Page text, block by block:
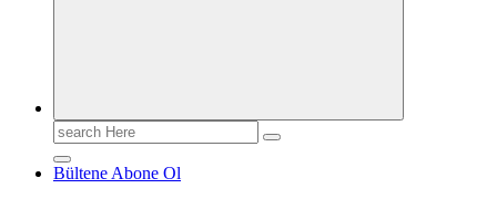
Search
for:
Bültene Abone Ol